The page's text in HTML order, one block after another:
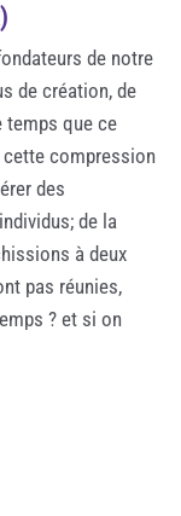
de notre
de création, de
temps que ce
compression
des
de la
à deux
pas réunies,
? et si on